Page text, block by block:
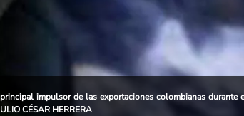
impulsor de las exportaciones colombianas durante
CÉSAR HERRERA